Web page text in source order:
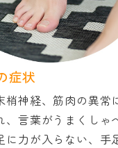
症状
梢神経、筋肉の異常
言葉がうまくしゃ
に力が入らない、手